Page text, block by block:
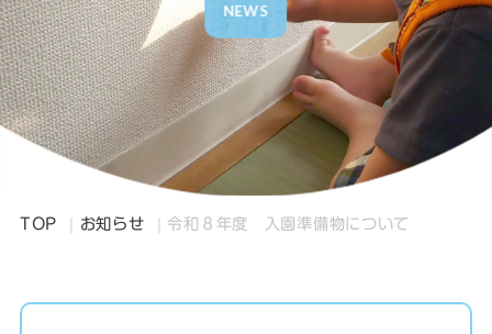
NEWS
TOP お知らせ 令和８年度 入園準備物について